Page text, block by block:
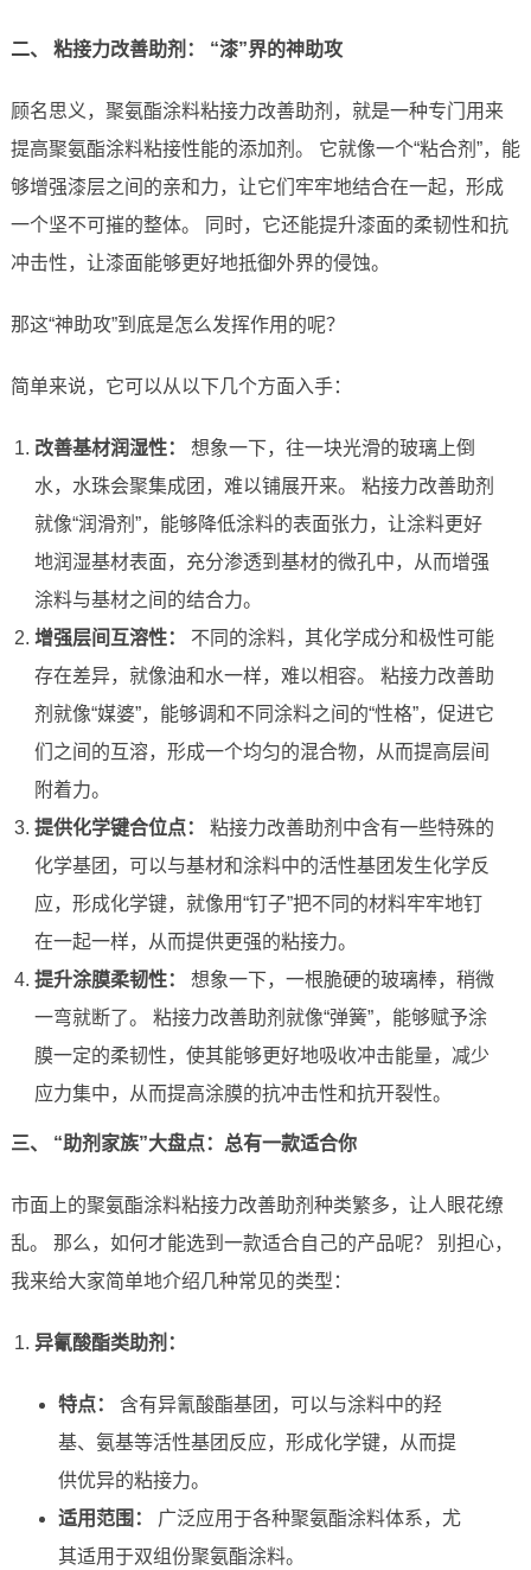
二、 粘接力改善助剂： “漆”界的神助攻
顾名思义，聚氨酯涂料粘接力改善助剂，就是一种专门用来
提高聚氨酯涂料粘接性能的添加剂。 它就像一个“粘合剂”，能
够增强漆层之间的亲和力，让它们牢牢地结合在一起，形成
一个坚不可摧的整体。 同时，它还能提升漆面的柔韧性和抗
冲击性，让漆面能够更好地抵御外界的侵蚀。
那这“神助攻”到底是怎么发挥作用的呢？
简单来说，它可以从以下几个方面入手：
改善基材润湿性：
想象一下，往一块光滑的玻璃上倒
水，水珠会聚集成团，难以铺展开来。 粘接力改善助剂
就像“润滑剂”，能够降低涂料的表面张力，让涂料更好
地润湿基材表面，充分渗透到基材的微孔中，从而增强
涂料与基材之间的结合力。
增强层间互溶性：
不同的涂料，其化学成分和极性可能
存在差异，就像油和水一样，难以相容。 粘接力改善助
剂就像“媒婆”，能够调和不同涂料之间的“性格”，促进它
们之间的互溶，形成一个均匀的混合物，从而提高层间
附着力。
提供化学键合位点：
粘接力改善助剂中含有一些特殊的
化学基团，可以与基材和涂料中的活性基团发生化学反
应，形成化学键，就像用“钉子”把不同的材料牢牢地钉
在一起一样，从而提供更强的粘接力。
提升涂膜柔韧性：
想象一下，一根脆硬的玻璃棒，稍微
一弯就断了。 粘接力改善助剂就像“弹簧”，能够赋予涂
膜一定的柔韧性，使其能够更好地吸收冲击能量，减少
应力集中，从而提高涂膜的抗冲击性和抗开裂性。
三、 “助剂家族”大盘点：总有一款适合你
市面上的聚氨酯涂料粘接力改善助剂种类繁多，让人眼花缭
乱。 那么，如何才能选到一款适合自己的产品呢？ 别担心，
我来给大家简单地介绍几种常见的类型：
异氰酸酯类助剂：
特点：
含有异氰酸酯基团，可以与涂料中的羟
基、氨基等活性基团反应，形成化学键，从而提
供优异的粘接力。
适用范围：
广泛应用于各种聚氨酯涂料体系，尤
其适用于双组份聚氨酯涂料。